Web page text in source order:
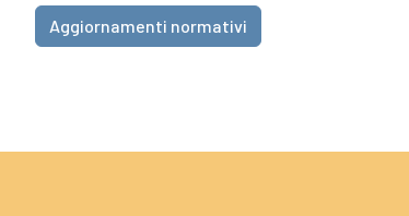
Aggiornamenti normativi